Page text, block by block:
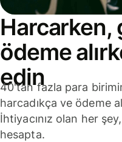
Harcarken,
ödeme
edin
40'tan fazla para
harcadıkça ve ödeme
İhtiyacınız olan her
hesapta.